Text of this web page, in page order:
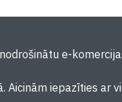
e-
iepazīties ar